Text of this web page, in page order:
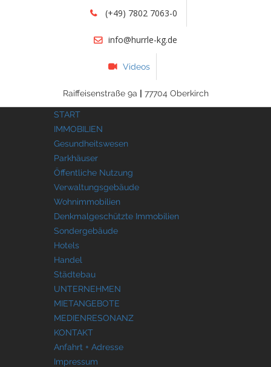
(+49) 7802 7063-0
info@hurrle-kg.de
Videos
Raiffeisenstraße 9a | 77704 Oberkirch
START
IMMOBILIEN
Gesundheitswesen
Parkhäuser
Öffentliche Nutzung
Verwaltungsgebäude
Wohnimmobilien
Denkmalgeschützte Immobilien
Sondergebäude
Hotels
Handel
Städtebau
UNTERNEHMEN
MIETANGEBOTE
MEDIENRESONANZ
KONTAKT
Anfahrt + Adresse
Impressum